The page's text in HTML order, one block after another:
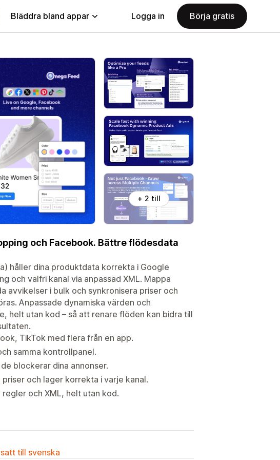
Bläddra bland appar Logga in Börja gratis
+ 2 till
och Facebook. Bättre flödesdata
håller dina produktdata korrekta i Google
och valfri kanal via anpassad XML. Mappa
avvikelser i bulk och synkronisera priser och
Anpassade dynamiska värden och
helt utan kod – så att renare flöden kan bidra till
TikTok med flera från en app.
samma kontrollpanel.
blockerar dina annonser.
och lager korrekta i varje kanal.
och XML, helt utan kod.
till svenska